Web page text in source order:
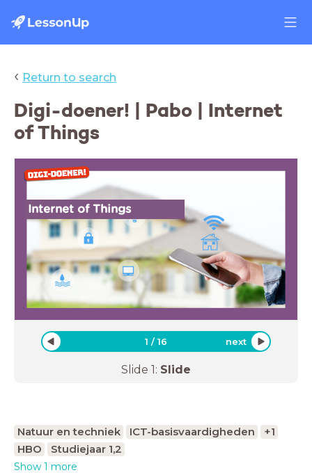
‹ Return to search
Digi-doener! | Pabo | Internet
of Things
Internet of Things
1 /16 next
Slide 1: Slide
Natuur en techniek ICT-basisvaardigheden
+1
HBO
Studiejaar 1,2
Show 1 more